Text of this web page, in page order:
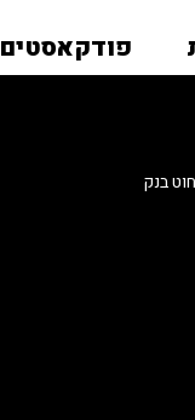
פודקאסטים
בנק